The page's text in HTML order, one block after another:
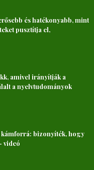
és hatékonyabb, mint
pusztítja el,
amivel irányítják a
a nyelvtudományok
kámforrá: bizonyíték, hogy
videó